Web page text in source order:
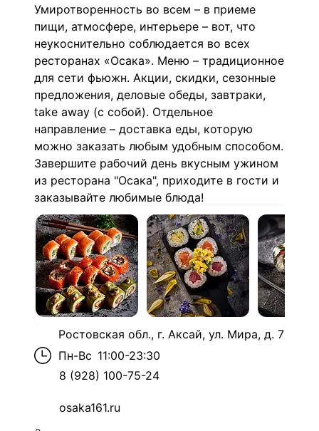
Умиротворенность во всем – в приеме
пищи, атмосфере, интерьере – вот, что
неукоснительно соблюдается во всех
ресторанах «Осака». Меню – традиционное
для сети фьюжн. Акции, скидки, сезонные
предложения, деловые обеды, завтраки,
take away (с собой). Отдельное
направление – доставка еды, которую
можно заказать любым удобным способом.
Завершите рабочий день вкусным ужином
из ресторана "Осака", приходите в гости и
заказывайте любимые блюда!
Ростовская обл., г. Аксай, ул. Мира, д. 7
Пн-Вс 11:00-23:30
8 (928) 100-75-24
osaka161.ru